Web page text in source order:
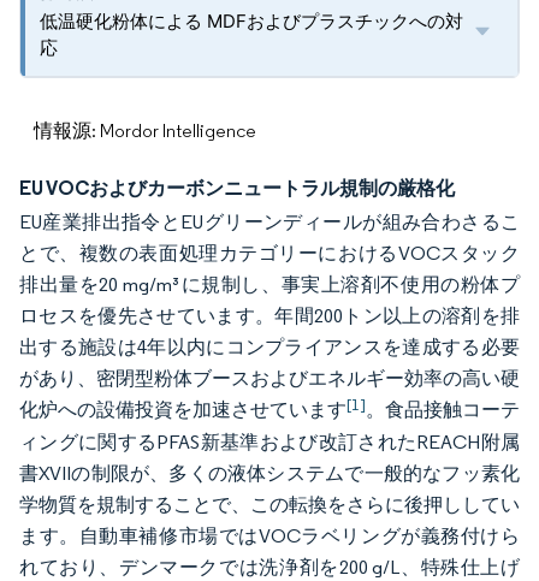
低温硬化粉体による MDFおよびプラスチックへの対
応
情報源: Mordor Intelligence
EU VOCおよびカーボンニュートラル規制の厳格化
EU産業排出指令とEUグリーンディールが組み合わさるこ
とで、複数の表面処理カテゴリーにおけるVOCスタック
排出量を20 mg/m³に規制し、事実上溶剤不使用の粉体プ
ロセスを優先させています。年間200トン以上の溶剤を排
出する施設は4年以内にコンプライアンスを達成する必要
があり、密閉型粉体ブースおよびエネルギー効率の高い硬
化炉への設備投資を加速させています[1]。食品接触コーテ
ィングに関するPFAS新基準および改訂されたREACH附属
書XVIIの制限が、多くの液体システムで一般的なフッ素化
学物質を規制することで、この転換をさらに後押ししてい
ます。自動車補修市場ではVOCラベリングが義務付けら
れており、デンマークでは洗浄剤を200 g/L、特殊仕上げ